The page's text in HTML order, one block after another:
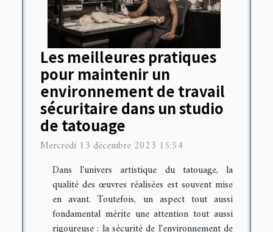
Les meilleures pratiques
pour maintenir un
environnement de travail
sécuritaire dans un studio
de tatouage
Mercredi 13 décembre 2023 15:54
Dans l'univers artistique du tatouage, la
qualité des œuvres réalisées est souvent mise
en avant. Toutefois, un aspect tout aussi
fondamental mérite une attention tout aussi